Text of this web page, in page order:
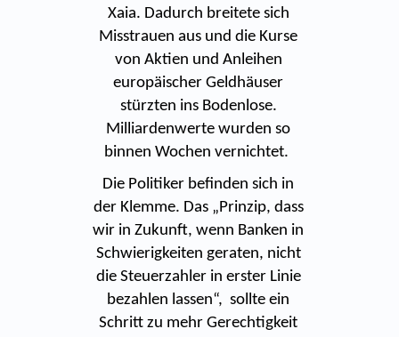
Xaia. Dadurch breitete sich
Misstrauen aus und die Kurse
von Aktien und Anleihen
europäischer Geldhäuser
stürzten ins Bodenlose.
Milliardenwerte wurden so
binnen Wochen vernichtet.
Die Politiker befinden sich in
der Klemme. Das „Prinzip, dass
wir in Zukunft, wenn Banken in
Schwierigkeiten geraten, nicht
die Steuerzahler in erster Linie
bezahlen lassen“, sollte ein
Schritt zu mehr Gerechtigkeit